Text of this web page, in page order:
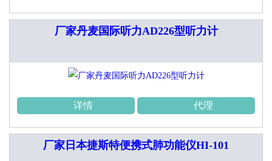
厂家丹麦国际听力AD226型听力计
详情 代理
厂家日本捷斯特便携式肺功能仪HI-101